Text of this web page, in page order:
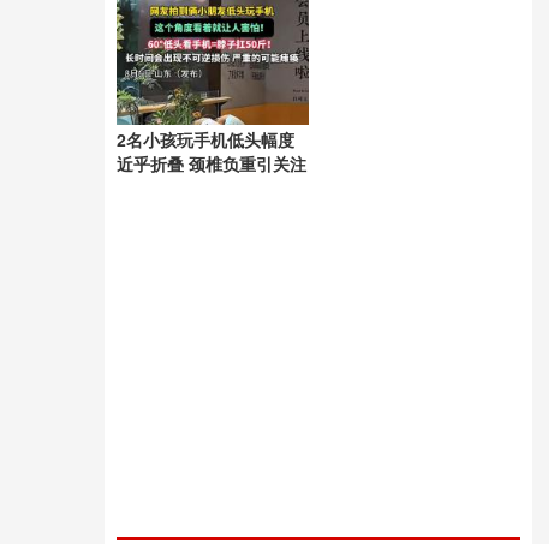
2名小孩玩手机低头幅度
近乎折叠 颈椎负重引关注